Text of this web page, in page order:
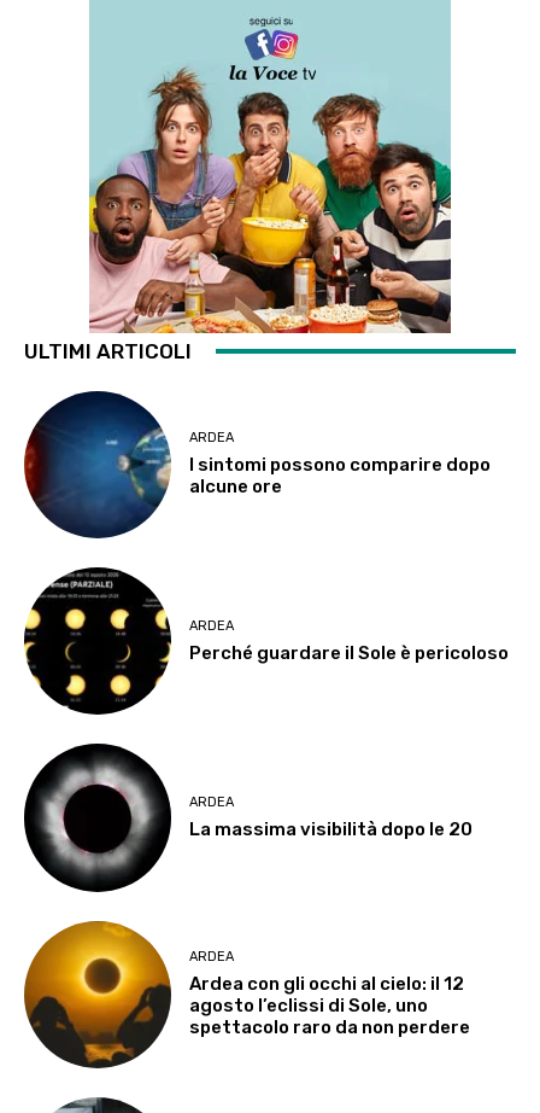
ULTIMI ARTICOLI
ARDEA
I sintomi possono comparire dopo
alcune ore
ARDEA
Perché guardare il Sole è pericoloso
ARDEA
La massima visibilità dopo le 20
ARDEA
Ardea con gli occhi al cielo: il 12
agosto l’eclissi di Sole, uno
spettacolo raro da non perdere